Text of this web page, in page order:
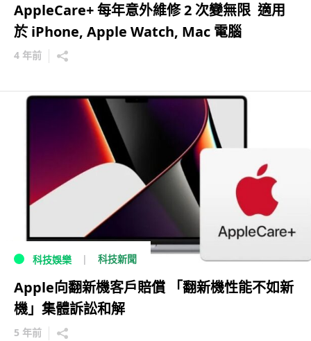
AppleCare+ 每年意外維修 2 次變無限 適用
於 iPhone, Apple Watch, Mac 電腦
4 年前
科技娛樂 科技新聞
Apple向翻新機客戶賠償 「翻新機性能不如新
機」集體訴訟和解
5 年前